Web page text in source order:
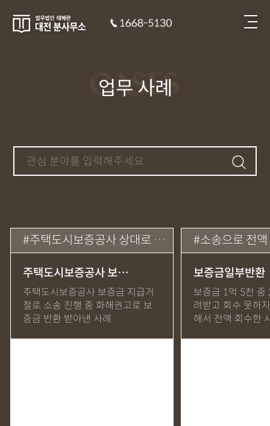
CASES
업무 사례
주택도시보증공사 상대로 소송했으나 화해권고로 보증금 전액 반환 성공
주택도시보증공사 보…
주택도시보증공사 보증금 지급거
절로 소송 진행 중 화해권고로 보
증금 반환 받아낸 사례
소송으로 전
보증금일부반환
보증금 1억 5천 중
려받고 회수 못하
해서 전액 회수한